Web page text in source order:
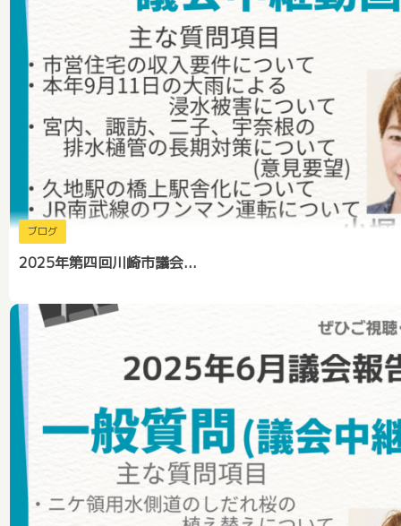
ブログ
2025年第四回川崎市議会...